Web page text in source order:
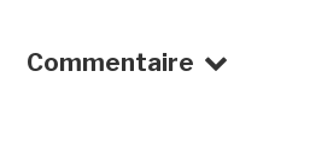
Commentaire